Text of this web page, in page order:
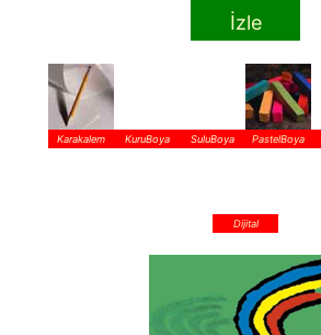
İzle
Karakalem KuruBoya SuluBoya PastelBoya
Dijital